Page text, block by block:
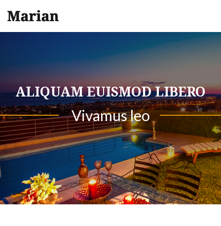
ALIQUAM EUISMOD LIBERO
Vivamus leo